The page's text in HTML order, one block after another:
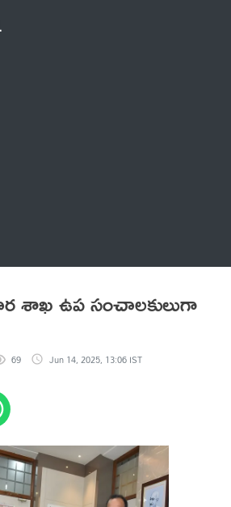
ఉప సంచాల‌కులుగా
69 Jun 14, 2025, 13:06 IST